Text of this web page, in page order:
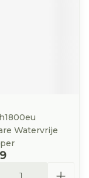
Watervrije